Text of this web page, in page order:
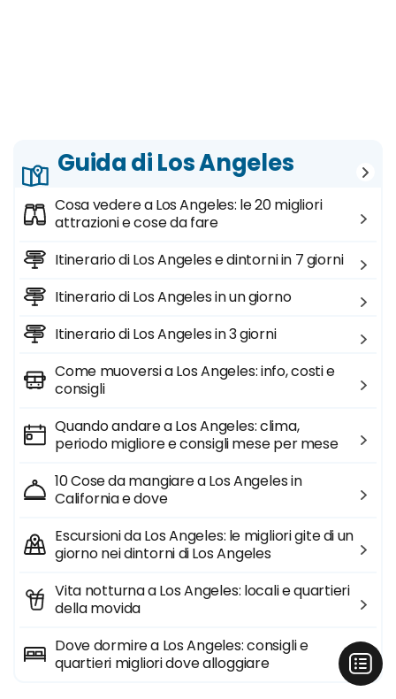
Guida di Los Angeles
Cosa vedere a Los Angeles: le 20 migliori
attrazioni e cose da fare
Itinerario di Los Angeles e dintorni in 7 giorni
Itinerario di Los Angeles in un giorno
Itinerario di Los Angeles in 3 giorni
Come muoversi a Los Angeles: info, costi e
consigli
Quando andare a Los Angeles: clima,
periodo migliore e consigli mese per mese
10 Cose da mangiare a Los Angeles in
California e dove
Escursioni da Los Angeles: le migliori gite di un
giorno nei dintorni di Los Angeles
Vita notturna a Los Angeles: locali e quartieri
della movida
Dove dormire a Los Angeles: consigli e
quartieri migliori dove alloggiare